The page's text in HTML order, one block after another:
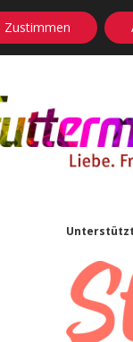
Unterstützt
Zustimmen